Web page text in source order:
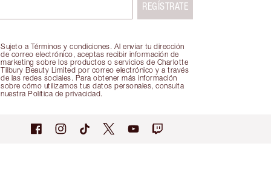
Sujeto a Términos y condiciones. Al enviar tu dirección
de correo electrónico, aceptas recibir información de
marketing sobre los productos o servicios de Charlotte
Tilbury Beauty Limited por correo electrónico y a través
de las redes sociales. Para obtener más información
sobre cómo utilizamos tus datos personales, consulta
nuestra Política de privacidad.
REGÍSTRATE